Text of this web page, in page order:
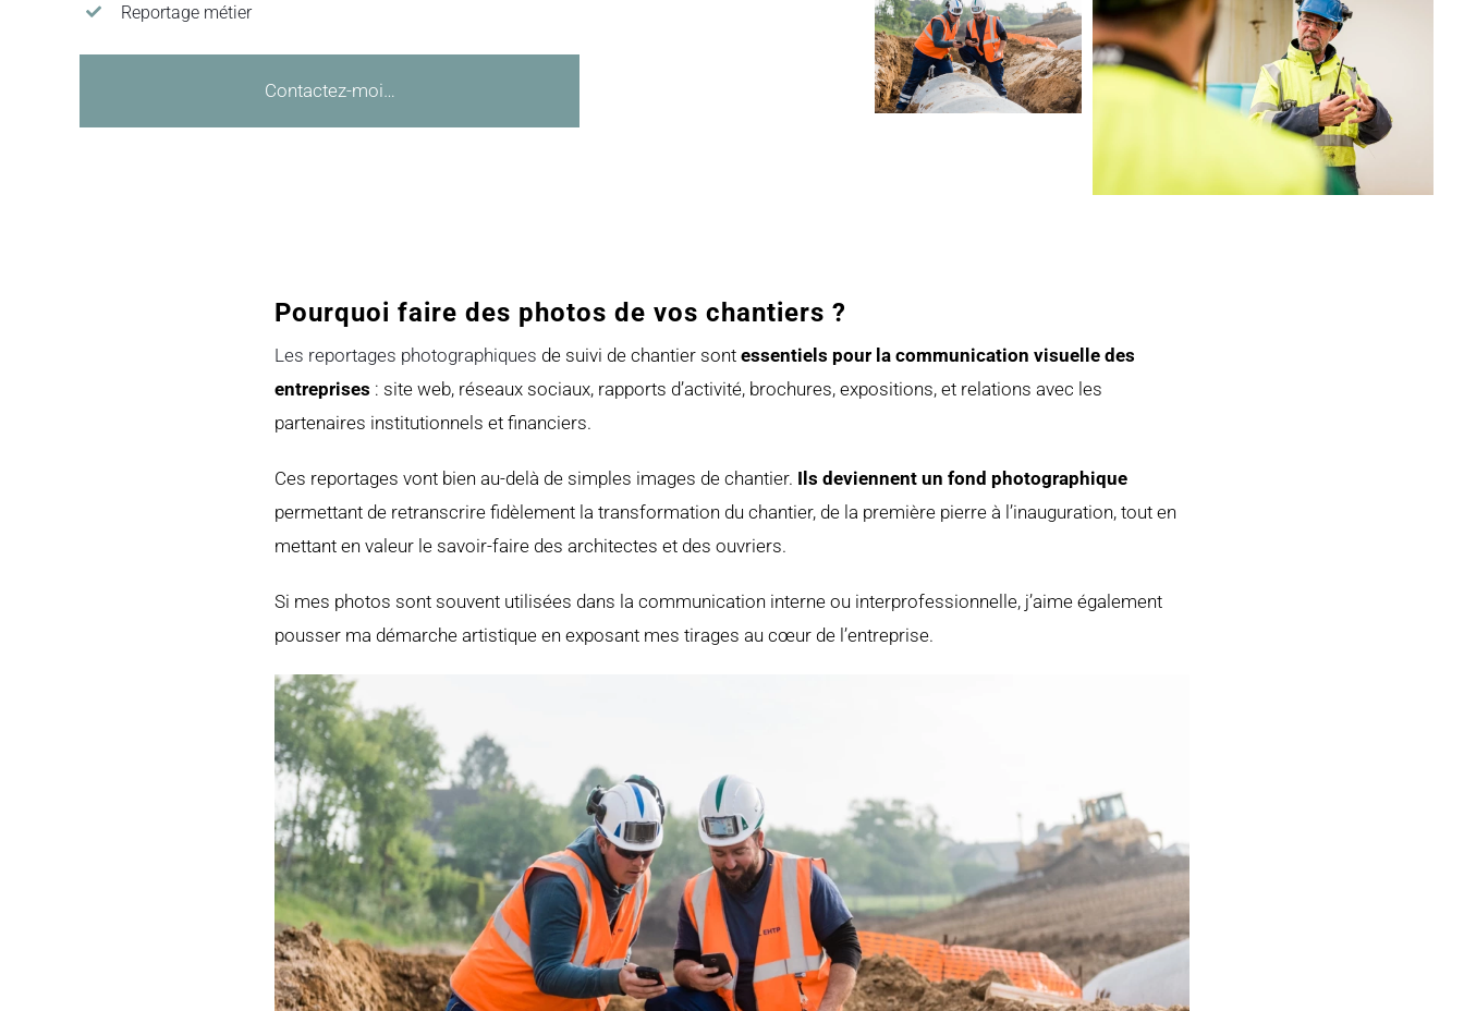
Reportage métier
Contactez-moi…
Pourquoi faire des photos de vos chantiers ?
Les reportages photographiques de suivi de chantier sontessentiels pour la communication visuelle des
entreprises : site web, réseaux sociaux, rapports d’activité, brochures, expositions, et relations avec les
partenaires institutionnels et financiers.
Ces reportages vont bien au-delà de simples images de chantier. Ils deviennent un fond photographique
permettant de retranscrire fidèlement la transformation du chantier, de la première pierre à l’inauguration, tout en
mettant en valeur le savoir-faire des architectes et des ouvriers.
Si mes photos sont souvent utilisées dans la communication interne ou interprofessionnelle, j’aime également
pousser ma démarche artistique en exposant mes tirages au cœur de l’entreprise.